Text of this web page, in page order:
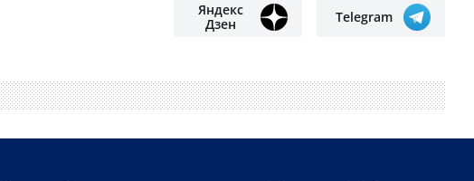
Яндекс
Дзен
Telegram